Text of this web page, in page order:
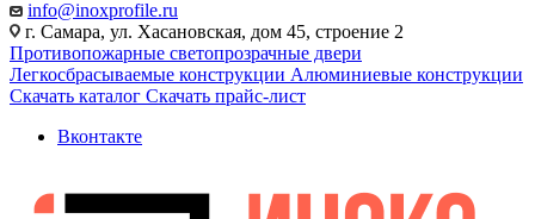
info@inoxprofile.ru
г. Самара, ул. Хасановская, дом 45, строение 2
Противопожарные светопрозрачные двери
Легкосбрасываемые конструкции Алюминиевые конструкции
Скачать каталог Скачать прайс-лист
Вконтакте